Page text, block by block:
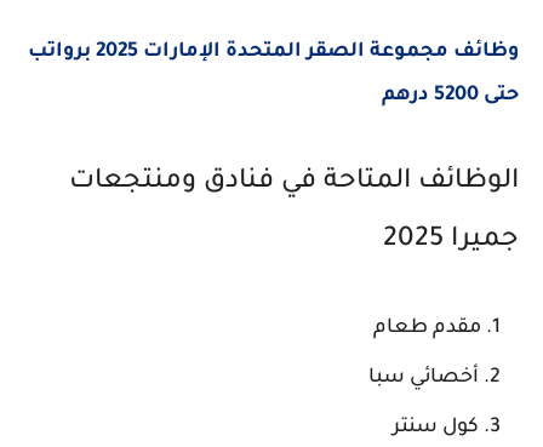
وظائف مجموعة الصقر المتحدة الإمارات 2025 برواتب
حتى 5200 درهم
الوظائف المتاحة في فنادق ومنتجعات
جميرا 2025
مقدم طعام
أخصائي سبا
كول سنتر